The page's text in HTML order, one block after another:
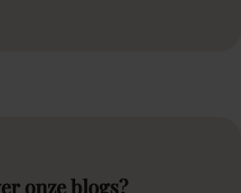
onze blogs?